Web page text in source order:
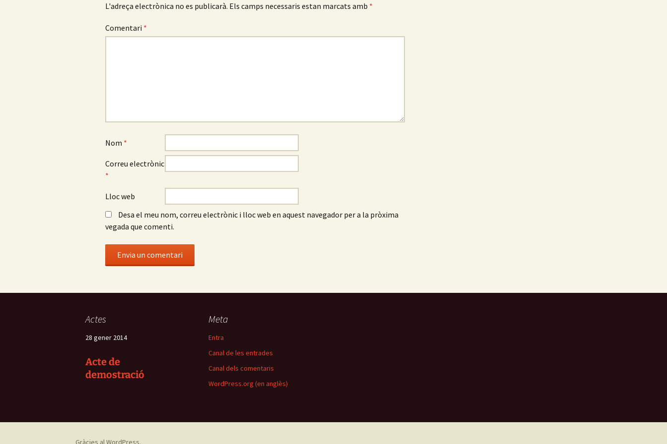
L'adreça electrònica no es publicarà. Els camps necessaris estan marcats amb *
Comentari *
Nom *
Correu electrònic
*
Lloc web
Desa el meu nom, correu electrònic i lloc web en aquest navegador per a la pròxima
vegada que comenti.
Actes
28 gener 2014
Acte de
demostració
Meta
Entra
Canal de les entrades
Canal dels comentaris
WordPress.org (en anglès)
Gràcies al WordPress.